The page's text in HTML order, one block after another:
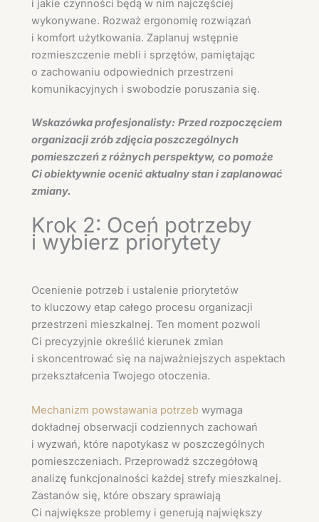
i jakie czynności będą w nim najczęściej
wykonywane. Rozważ ergonomię rozwiązań
i komfort użytkowania. Zaplanuj wstępnie
rozmieszczenie mebli i sprzętów, pamiętając
o zachowaniu odpowiednich przestrzeni
komunikacyjnych i swobodzie poruszania się.
Wskazówka profesjonalisty: Przed rozpoczęciem
organizacji zrób zdjęcia poszczególnych
pomieszczeń z różnych perspektyw, co pomoże
Ci obiektywnie ocenić aktualny stan i zaplanować
zmiany.
Krok 2: Oceń potrzeby
i wybierz priorytety
Ocenienie potrzeb i ustalenie priorytetów
to kluczowy etap całego procesu organizacji
przestrzeni mieszkalnej. Ten moment pozwoli
Ci precyzyjnie określić kierunek zmian
i skoncentrować się na najważniejszych aspektach
przekształcenia Twojego otoczenia.
Mechanizm powstawania potrzeb wymaga
dokładnej obserwacji codziennych zachowań
i wyzwań, które napotykasz w poszczególnych
pomieszczeniach. Przeprowadź szczegółową
analizę funkcjonalności każdej strefy mieszkalnej.
Zastanów się, które obszary sprawiają
Ci największe problemy i generują największy